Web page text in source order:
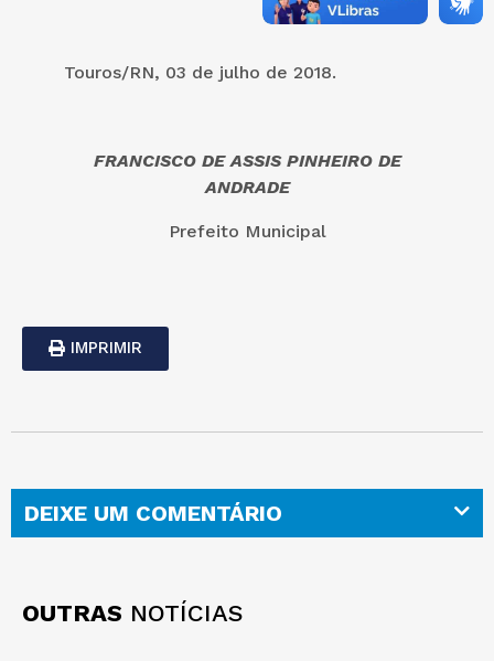
Touros/RN, 03 de julho de 2018.
FRANCISCO DE ASSIS PINHEIRO DE
ANDRADE
Prefeito Municipal
IMPRIMIR
DEIXE UM COMENTÁRIO
OUTRAS NOTÍCIAS